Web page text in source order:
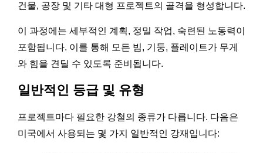
건물, 공장 및 기타 대형 프로젝트의 골격을 형성합니다.
이 과정에는 세부적인 계획, 정밀 작업, 숙련된 노동력이
포함됩니다. 이를 통해 모든 빔, 기둥, 플레이트가 무게
와 힘을 견딜 수 있도록 준비됩니다.
일반적인 등급 및 유형
프로젝트마다 필요한 강철의 종류가 다릅니다. 다음은
미국에서 사용되는 몇 가지 일반적인 강재입니다: